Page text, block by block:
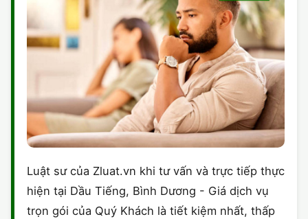
Luật sư của Zluat.vn khi tư vấn và trực tiếp thực
hiện tại Dầu Tiếng, Bình Dương - Giá dịch vụ
trọn gói của Quý Khách là tiết kiệm nhất, thấp